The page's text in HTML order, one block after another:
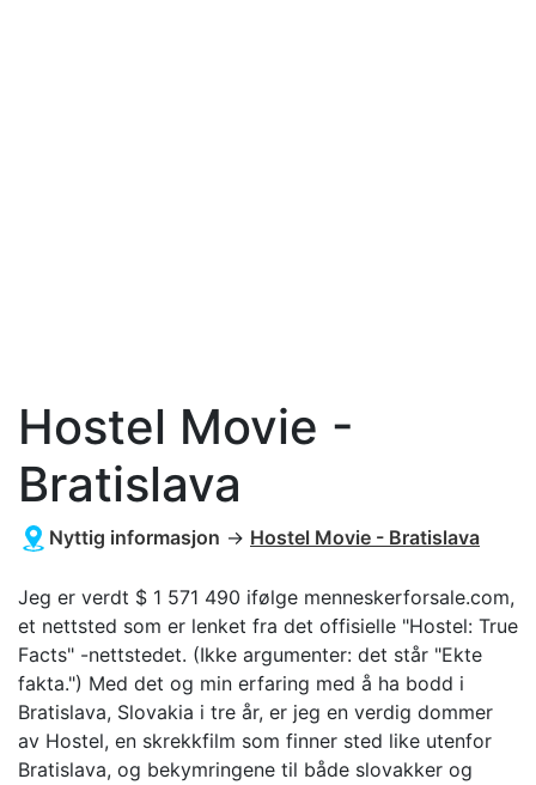
Hostel Movie -
Bratislava
Nyttig informasjon → Hostel Movie - Bratislava
Jeg er verdt $ 1 571 490 ifølge menneskerforsale.com,
et nettsted som er lenket fra det offisielle "Hostel: True
Facts" -nettstedet. (Ikke argumenter: det står "Ekte
fakta.") Med det og min erfaring med å ha bodd i
Bratislava, Slovakia i tre år, er jeg en verdig dommer
av Hostel, en skrekkfilm som finner sted like utenfor
Bratislava, og bekymringene til både slovakker og